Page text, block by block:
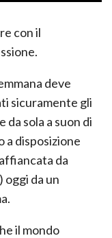
con il
deve
sicuramente gli
sola a suon di
a disposizione
da
da un
il mondo